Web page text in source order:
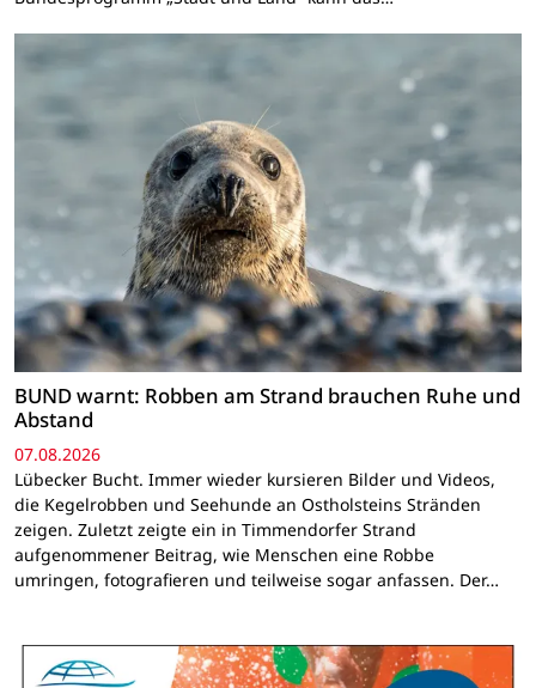
BUND warnt: Robben am Strand brauchen Ruhe und
Abstand
07.08.2026
Lübecker Bucht. Immer wieder kursieren Bilder und Videos,
die Kegelrobben und Seehunde an Ostholsteins Stränden
zeigen. Zuletzt zeigte ein in Timmendorfer Strand
aufgenommener Beitrag, wie Menschen eine Robbe
umringen, fotografieren und teilweise sogar anfassen. Der…